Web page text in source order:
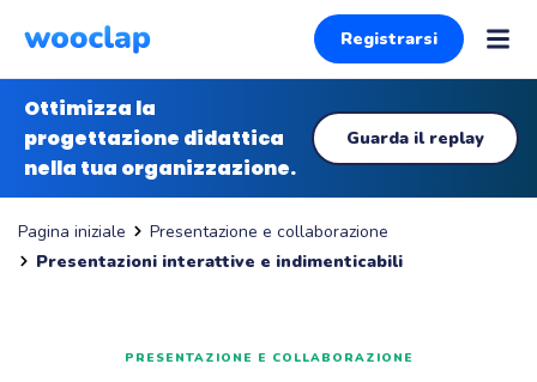
Registrarsi
Ottimizza la
progettazione didattica
nella tua organizzazione.
Guarda il replay
Pagina iniziale
Presentazione e collaborazione
Presentazioni interattive e indimenticabili
PRESENTAZIONE E COLLABORAZIONE